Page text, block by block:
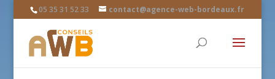
05 35 31 52 33 contact@agence-web-bordeaux.fr